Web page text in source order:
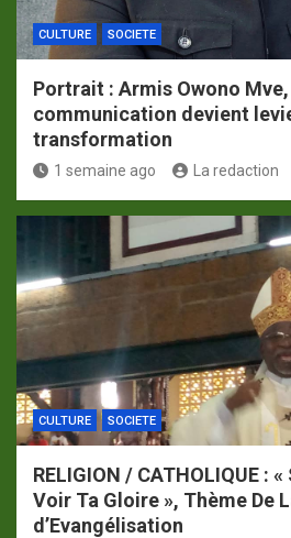
CULTURE SOCIETE
Portrait : Armis Owono
communication devient
transformation
1 semaine ago La redaction
CULTURE SOCIETE
RELIGION / CATHOLIQUE :
Voir Ta Gloire », Thème De
d’Evangélisation